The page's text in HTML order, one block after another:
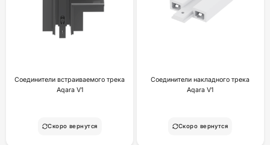
Соединители встраиваемого трека
Aqara V1
Скоро вернутся
Соединители накладного трека
Aqara V1
Скоро вернутся